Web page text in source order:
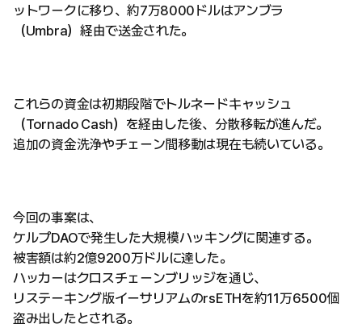
ットワークに移り、約7万8000ドルはアンブラ
（Umbra）経由で送金された。
これらの資金は初期段階でトルネードキャッシュ
（Tornado Cash）を経由した後、分散移転が進んだ。
追加の資金洗浄やチェーン間移動は現在も続いている。
今回の事案は、
ケルプDAOで発生した大規模ハッキングに関連する。
被害額は約2億9200万ドルに達した。
ハッカーはクロスチェーンブリッジを通じ、
リステーキング版イーサリアムのrsETHを約11万6500個
盗み出したとされる。